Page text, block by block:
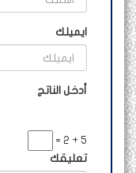
ايميلك
أدخل الناتج
تعليقك